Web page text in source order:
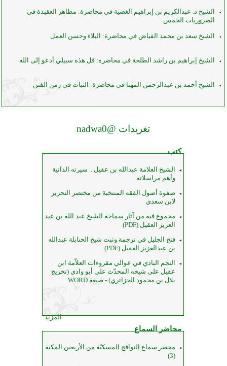
الشيخ د. عبدالكريم بن إبراهيم الغضية في محاضرة: مظاهر العقيدة في
الضروريات الخمس
الشيخ سعد بن محمد الفياض في محاضرة: البلاء وحسن العمل
الشيخ إبراهيم بن راشد الطلحة في محاضرة: قل هذه سبيلي أدعو إلى الله
الشيخ أحمد بن عبدالرحمن المهنا في محاضرة: الثبات في زمن الفتن
تغريدات @nadwa0
كتب
الشيخ العلامة عبدالله بن عقيل .. سيرته الذاتية
وأهم مراسلاته
صفوة أصول الفقه المنتخبة من مختصر التحرير
لابن سعدي
مجموع فيه من آثار سماحة الشيخ عبد الله بن عبد
العزيز العقيل (PDF)
فتح الجليل في ترجمة وثبت شيخ الحنابلة عبدالله
بن عبدالعزيز العقيل (PDF)
النجم البادي في عوالي مقروءات العلاّمة ابن
عقيل على شيخه المحدّث علي أبو وادي (تخريج
بلال بن محمود الجزائري) - صيغة WORD
المزيد
محاضر السماع
محضر سماع النوافح المسكيّة من الأربعين المكية
(3)